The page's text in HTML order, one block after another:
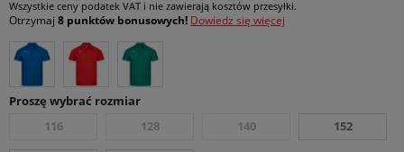
Wszystkie ceny podatek VAT i nie zawierają kosztów przesyłki.
Otrzymaj 8 punktów bonusowych! Dowiedz się więcej
Proszę wybrać rozmiar
116
128 140 152